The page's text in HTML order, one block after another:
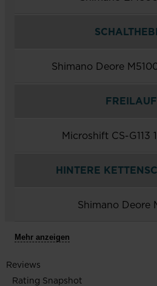
Shimano Deore
FREILAUF
Microshift CS-G113
HINTERE
Shimano Deore
Mehr anzeigen